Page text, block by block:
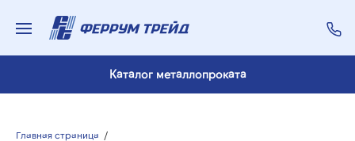
Каталог металлопроката
Главная страница /